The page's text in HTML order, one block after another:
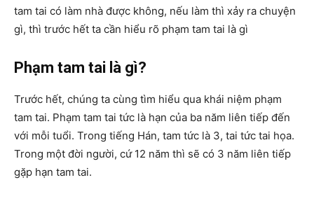
tam tai có làm nhà được không, nếu làm thì xảy ra chuyện
gì, thì trước hết ta cần hiểu rõ phạm tam tai là gì
Phạm tam tai là gì?
Trước hết, chúng ta cùng tìm hiểu qua khái niệm phạm
tam tai. Phạm tam tai tức là hạn của ba năm liên tiếp đến
với mỗi tuổi. Trong tiếng Hán, tam tức là 3, tai tức tai họa.
Trong một đời người, cứ 12 năm thì sẽ có 3 năm liên tiếp
gặp hạn tam tai.